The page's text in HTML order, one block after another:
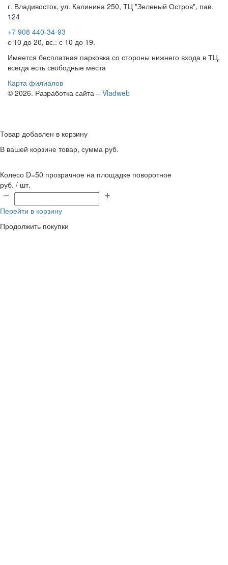
г. Владивосток, ул. Калинина 250, ТЦ "Зеленый Остров", пав.
124
+7 908 440-34-93
с 10 до 20, вс.: с 10 до 19.
Имеется бесплатная парковка со стороны нижнего входа в ТЦ,
всегда есть свободные места
Карта филиалов
© 2026. Разработка сайта – Vladweb
Товар добавлен в корзину
В вашей корзине товар, сумма руб.
Колесо D=50 прозрачное на площадке поворотное
руб. / шт.
Перейти в корзину
Продолжить покупки